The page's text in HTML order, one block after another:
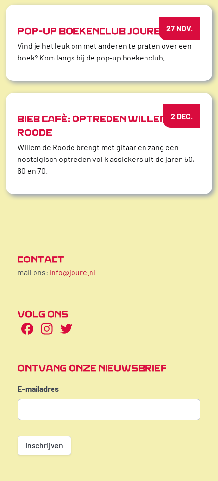
27 NOV.
POP-UP BOEKENCLUB JOURE
Vind je het leuk om met anderen te praten over een
boek? Kom langs bij de pop-up boekenclub.
2 DEC.
BIEB CAFÉ: OPTREDEN WILLEM DE
ROODE
Willem de Roode brengt met gitaar en zang een
nostalgisch optreden vol klassiekers uit de jaren 50,
60 en 70.
CONTACT
mail ons: info@joure.nl
VOLG ONS
Facebook
Instagram
ONTVANG ONZE NIEUWSBRIEF
E-mailadres
Inschrijven